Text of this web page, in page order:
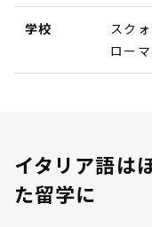
学校
スク
ロー
イタリア語は
た留学に